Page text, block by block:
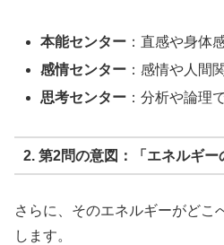
本能センター ：直感や身体
感情センター ：感情や人間
思考センター ：分析や論理
2. 第2問の意図：「エネルギ
さらに、そのエネルギーがどこ
します。